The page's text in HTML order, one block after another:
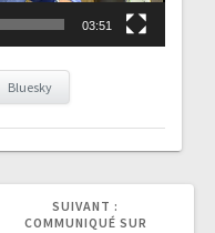
03:51
Bluesky
SUIVANT :
COMMUNIQUÉ SUR